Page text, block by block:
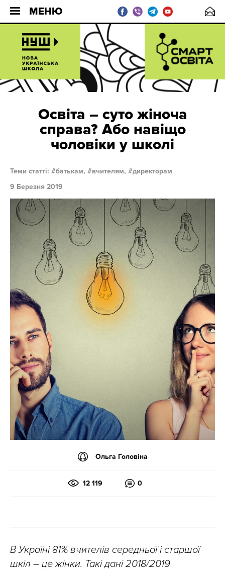
МЕНЮ
Освіта – суто жіноча
справа? Або навіщо
чоловіки у школі
Теми статті: батькам, вчителям,
директорам
9 Березня 2019
Ольга Головіна
12 119 0
В Україні 81% вчителів середньої і старшої
шкіл – це жінки. Такі дані 2018/2019